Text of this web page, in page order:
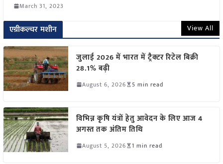
March 31, 2023
एग्रीकल्चर मशीन View All
जुलाई 2026 में भारत में ट्रैक्टर रिटेल बिक्री
28.1% बढ़ी
August 6, 2026 5 min read
विभिन्न कृषि यंत्रों हेतु आवेदन के लिए आज 4
अगस्त तक अंतिम तिथि
August 5, 2026 1 min read